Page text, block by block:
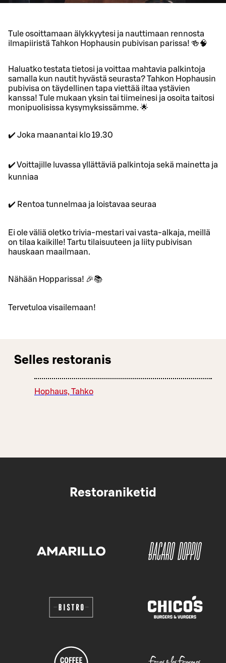
Tule osoittamaan älykkyytesi ja nauttimaan rennosta
ilmapiiristä Tahkon Hophausin pubivisan parissa! 🍻🧠
Haluatko testata tietosi ja voittaa mahtavia palkintoja
samalla kun nautit hyvästä seurasta? Tahkon Hophausin
pubivisa on täydellinen tapa viettää iltaa ystävien
kanssa! Tule mukaan yksin tai tiimeinesi ja osoita taitosi
monipuolisissa kysymyksissämme. 🌟
✔️ Joka maanantai klo 19.30
✔️ Voittajille luvassa yllättäviä palkintoja sekä mainetta ja
kunniaa
✔️ Rentoa tunnelmaa ja loistavaa seuraa
Ei ole väliä oletko trivia-mestari vai vasta-alkaja, meillä
on tilaa kaikille! Tartu tilaisuuteen ja liity pubivisan
hauskaan maailmaan.
Nähään Hopparissa! 🎉📚
Tervetuloa visailemaan!
Selles restoranis
Hophaus, Tahko
Restoraniketid